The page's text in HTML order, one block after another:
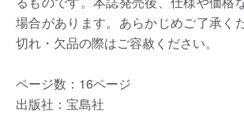
場合があります。あらかじめご了承く
切れ・欠品の際はご容赦ください。
ページ数：16ページ
出版社：宝島社